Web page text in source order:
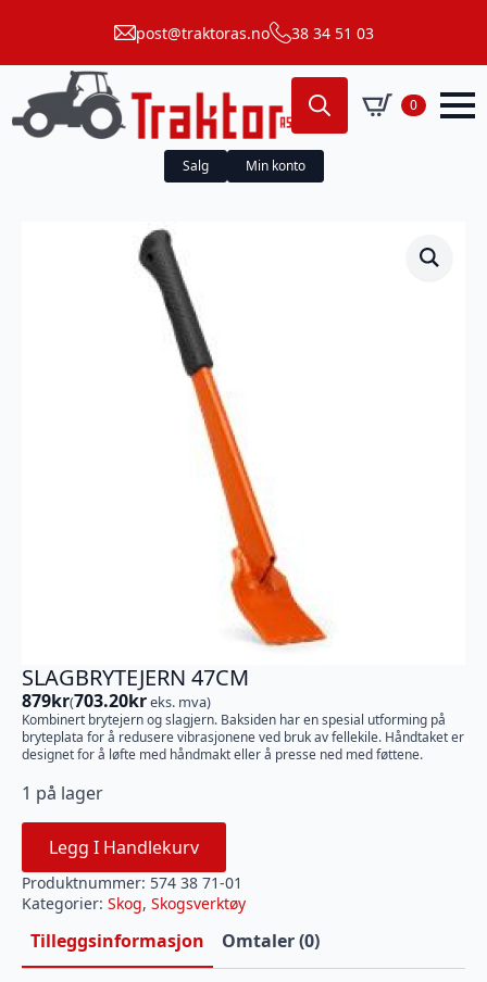
post@traktoras.no 38 34 51 03
Search
for:
0
Salg Min konto
SLAGBRYTEJERN 47CM
879kr(703.20kreks. mva)
Kombinert brytejern og slagjern. Baksiden har en spesial utforming på
bryteplata for å redusere vibrasjonene ved bruk av fellekile. Håndtaket er
designet for å løfte med håndmakt eller å presse ned med føttene.
1 på lager
Legg I Handlekurv
Produktnummer: 574 38 71-01
Kategorier: Skog, Skogsverktøy
Tilleggsinformasjon Omtaler (0)